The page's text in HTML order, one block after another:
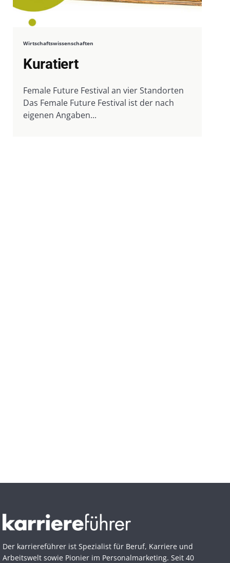
Wirtschaftswissenschaften
Kuratiert
Female Future Festival an vier Standorten
Das Female Future Festival ist der nach
eigenen Angaben...
Der karriereführer ist Spezialist für Beruf, Karriere und
Arbeitswelt sowie Pionier im Personal­marketing. Seit 40